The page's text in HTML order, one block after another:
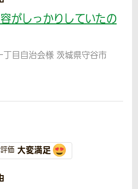
がしっかりしていたの
丁目自治会様 茨城県守谷市
価 大変満足